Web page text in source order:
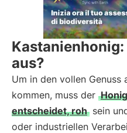
aus?
Um in den vollen Genuss
kommen, muss der
entscheidet, roh sein
oder industriellen